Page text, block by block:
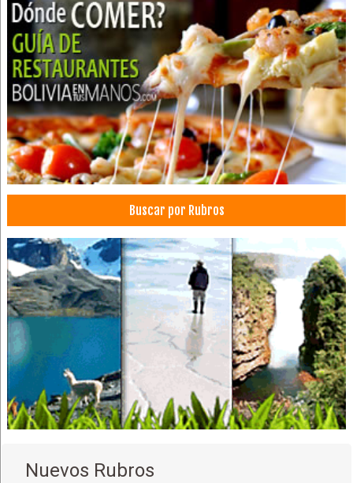
Investigación Científica
Retratos
Cirujanos plásticos
Médico Cirujano
Médicos Cirujanos Plásticos, Estéticos y Reparadores
Médicos Ecografistas
Médicos Internistas
Fisioterapia Integral
Médicos Oncólogos
Médicos Urólogos
Cardiología
Médicos Cardiólogos
Buscar por Rubros
Nuevos Rubros